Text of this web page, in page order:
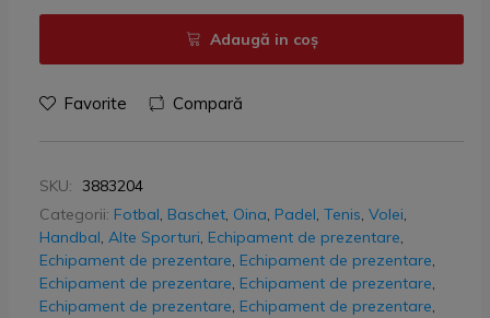
Adaugă in coş
Favorite Compară
SKU: 3883204
Categorii: Fotbal, Baschet, Oina, Padel, Tenis, Volei,
Handbal, Alte Sporturi, Echipament de prezentare,
Echipament de prezentare, Echipament de prezentare,
Echipament de prezentare, Echipament de prezentare,
Echipament de prezentare, Echipament de prezentare,